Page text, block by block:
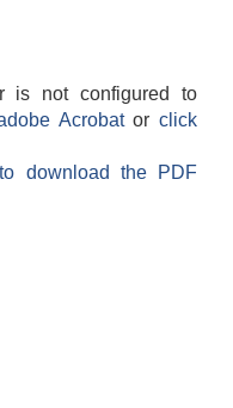
is not configured to
Acrobatorclick
download the PDF